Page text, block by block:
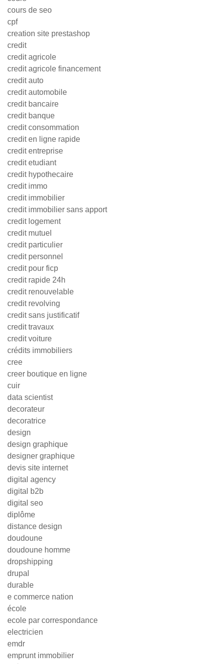
cours de seo
cpf
creation site prestashop
credit
credit agricole
credit agricole financement
credit auto
credit automobile
credit bancaire
credit banque
credit consommation
credit en ligne rapide
credit entreprise
credit etudiant
credit hypothecaire
credit immo
credit immobilier
credit immobilier sans apport
credit logement
credit mutuel
credit particulier
credit personnel
credit pour ficp
credit rapide 24h
credit renouvelable
credit revolving
credit sans justificatif
credit travaux
credit voiture
crédits immobiliers
cree
creer boutique en ligne
cuir
data scientist
decorateur
decoratrice
design
design graphique
designer graphique
devis site internet
digital agency
digital b2b
digital seo
diplôme
distance design
doudoune
doudoune homme
dropshipping
drupal
durable
e commerce nation
école
ecole par correspondance
electricien
emdr
emprunt immobilier